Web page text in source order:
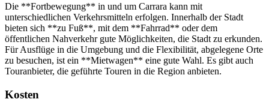
Die **Fortbewegung** in und um Carrara kann mit
unterschiedlichen Verkehrsmitteln erfolgen. Innerhalb der Stadt
bieten sich **zu Fuß**, mit dem **Fahrrad** oder dem
öffentlichen Nahverkehr gute Möglichkeiten, die Stadt zu erkunden.
Für Ausflüge in die Umgebung und die Flexibilität, abgelegene Orte
zu besuchen, ist ein **Mietwagen** eine gute Wahl. Es gibt auch
Touranbieter, die geführte Touren in die Region anbieten.
Kosten